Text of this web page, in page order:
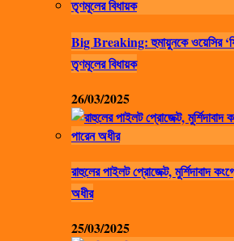
Big Breaking: হুমায়ুনকে ওয়েসির
তৃণমূলের বিধায়ক
26/03/2025
রাহুলের পাইলট প্রোজেক্ট, মুর্শিদাবাদ
অধীর
25/03/2025